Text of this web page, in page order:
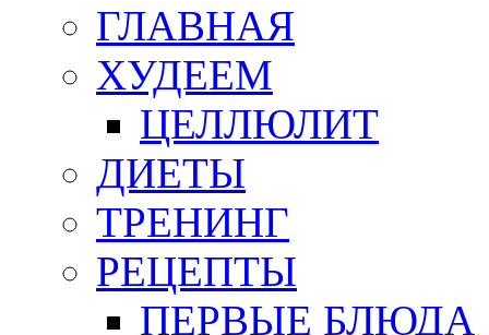
ГЛАВНАЯ
ХУДЕЕМ
ЦЕЛЛЮЛИТ
ДИЕТЫ
ТРЕНИНГ
РЕЦЕПТЫ
ПЕРВЫЕ БЛЮДА